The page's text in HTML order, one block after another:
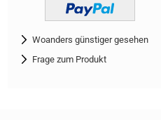
Woanders günstiger gesehen
Frage zum Produkt